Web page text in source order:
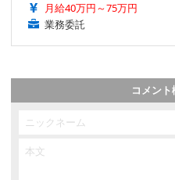
月給40万円～75万円
業務委託
コメン